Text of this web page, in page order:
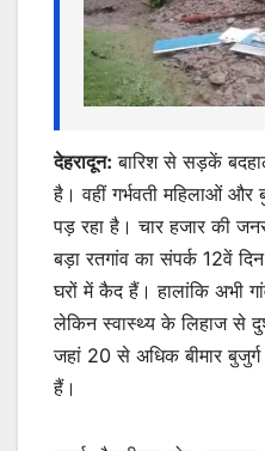
देहरादून: बारिश से सड़कें
है। वहीं गर्भवती महिलाओं
पड़ रहा है। चार हजार की
बड़ा रतगांव का संपर्क 12वें
घरों में कैद हैं। हालांकि अभी
लेकिन स्वास्थ्य के लिहाज से
जहां 20 से अधिक बीमार बुजुर्ग
हैं।